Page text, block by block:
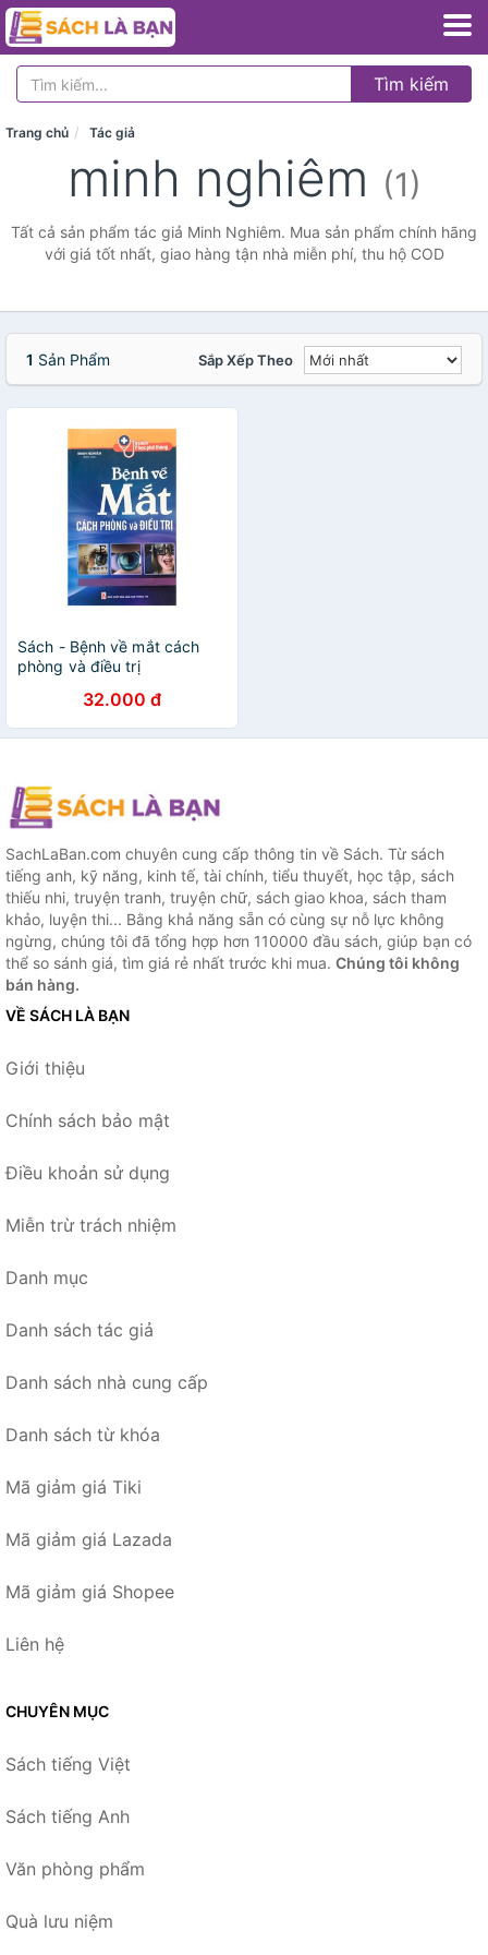
Tìm kiếm
Trang chủ Tác giả
minh nghiêm (1)
Tất cả sản phẩm tác giả Minh Nghiêm. Mua sản phẩm chính hãng
với giá tốt nhất, giao hàng tận nhà miễn phí, thu hộ COD
1 Sản Phẩm Sắp Xếp Theo
Sách - Bệnh về mắt cách
phòng và điều trị
32.000 đ
SachLaBan.com chuyên cung cấp thông tin về Sách. Từ sách
tiếng anh, kỹ năng, kinh tế, tài chính, tiểu thuyết, học tập, sách
thiếu nhi, truyện tranh, truyện chữ, sách giao khoa, sách tham
khảo, luyện thi... Bằng khả năng sẵn có cùng sự nỗ lực không
ngừng, chúng tôi đã tổng hợp hơn 110000 đầu sách, giúp bạn có
thể so sánh giá, tìm giá rẻ nhất trước khi mua. Chúng tôi không
bán hàng.
VỀ SÁCH LÀ BẠN
Giới thiệu
Chính sách bảo mật
Điều khoản sử dụng
Miễn trừ trách nhiệm
Danh mục
Danh sách tác giả
Danh sách nhà cung cấp
Danh sách từ khóa
Mã giảm giá Tiki
Mã giảm giá Lazada
Mã giảm giá Shopee
Liên hệ
CHUYÊN MỤC
Sách tiếng Việt
Sách tiếng Anh
Văn phòng phẩm
Quà lưu niệm